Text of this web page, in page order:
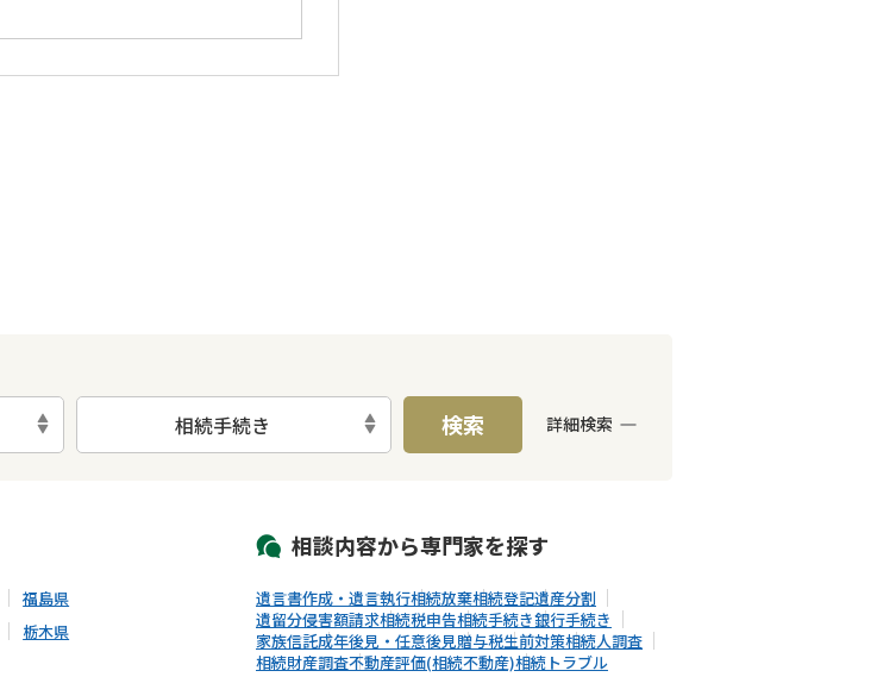
相続手続き 検索 詳細検索
福島県
栃木県
相談内容から専門家を探す
遺言書作成・遺言執行相続放棄相続登記遺産分割
遺留分侵害額請求相続税申告相続手続き銀行手続き
家族信託成年後見・任意後見贈与税生前対策相続人調査
相続財産調査不動産評価(相続不動産)相続トラブル